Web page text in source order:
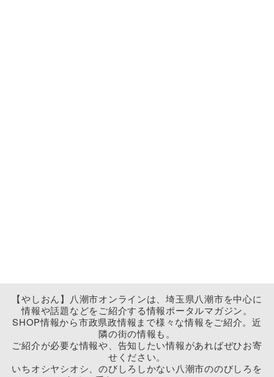
【やしおん】八潮市オンラインは、埼玉県八潮市を中心に
情報や話題などをご紹介する情報ポータルマガジン。
SHOP情報から市政県政情報まで様々な情報をご紹介。近
隣の街の情報も。
ご紹介が必要な情報や、告知したい情報があればぜひお寄
せください。
いちオシヤシオシ、のびしろしかない八潮市ののびしろを